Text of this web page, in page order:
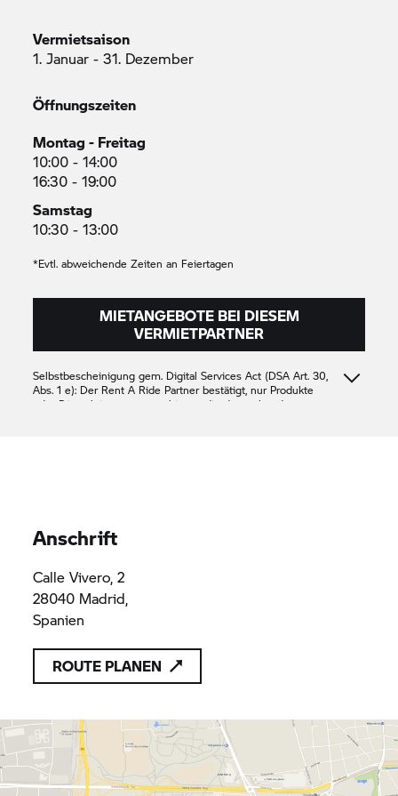
Vermietsaison
1. Januar - 31. Dezember
Öffnungszeiten
Montag - Freitag
10:00 - 14:00
16:30 - 19:00
Samstag
10:30 - 13:00
*Evtl. abweichende Zeiten an Feiertagen
MIETANGEBOTE BEI DIESEM
VERMIETPARTNER
Selbstbescheinigung gem. Digital Services Act (DSA Art. 30,
Abs. 1 e): Der Rent A Ride Partner bestätigt, nur Produkte
oder Dienstleistungen anzubieten, die den geltenden
Anschrift
Calle Vivero, 2
28040 Madrid,
Spanien
ROUTE PLANEN